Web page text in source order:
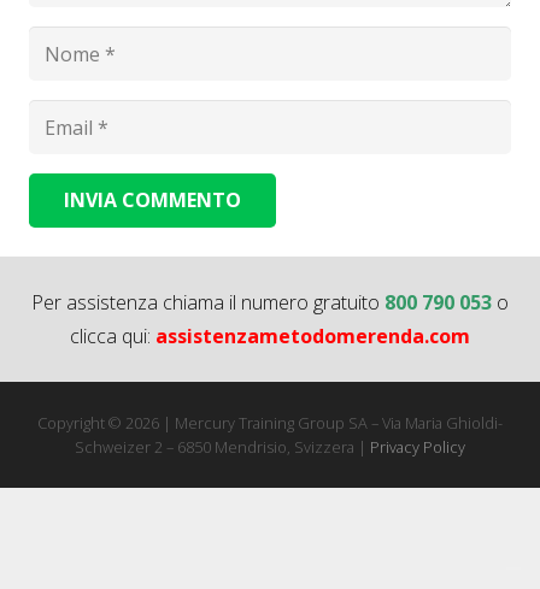
INVIA COMMENTO
Per assistenza chiama il numero gratuito 800 790 053 o
clicca qui: assistenzametodomerenda.com
Copyright © 2026 | Mercury Training Group SA – Via Maria Ghioldi-
Schweizer 2 – 6850 Mendrisio, Svizzera | Privacy Policy